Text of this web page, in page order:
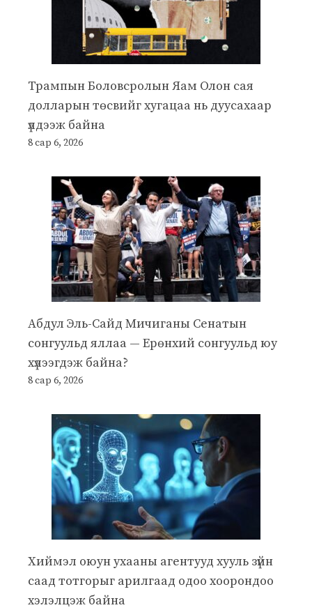
Трампын Боловсролын Яам Олон сая
долларын төсвийг хугацаа нь дуусахаар
үлдээж байна
8 сар 6, 2026
Абдул Эль-Сайд Мичиганы Сенатын
сонгуульд яллаа — Ерөнхий сонгуульд юу
хүлээгдэж байна?
8 сар 6, 2026
Хиймэл оюун ухааны агентууд хууль зүйн
саад тотгорыг арилгаад одоо хоорондоо
хэлэлцэж байна